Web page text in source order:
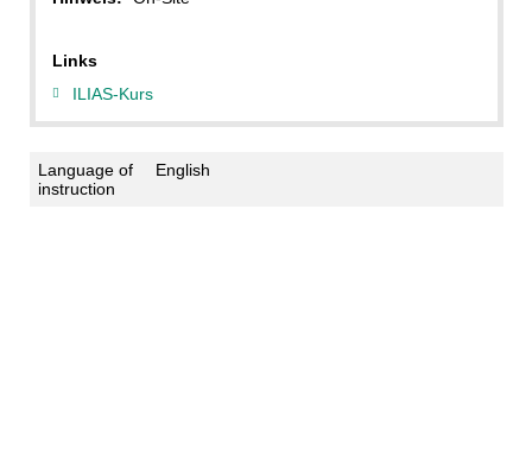
Links
ILIAS-Kurs
Language of
instruction
English